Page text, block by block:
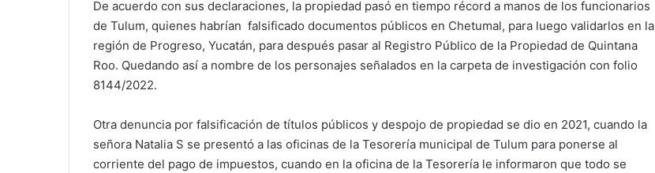
De acuerdo con sus declaraciones, la propiedad pasó en tiempo récord a manos de los funcionarios
de Tulum, quienes habrían falsificado documentos públicos en Chetumal, para luego validarlos en la
región de Progreso, Yucatán, para después pasar al Registro Público de la Propiedad de Quintana
Roo. Quedando así a nombre de los personajes señalados en la carpeta de investigación con folio
8144/2022.
Otra denuncia por falsificación de títulos públicos y despojo de propiedad se dio en 2021, cuando la
señora Natalia S se presentó a las oficinas de la Tesorería municipal de Tulum para ponerse al
corriente del pago de impuestos, cuando en la oficina de la Tesorería le informaron que todo se